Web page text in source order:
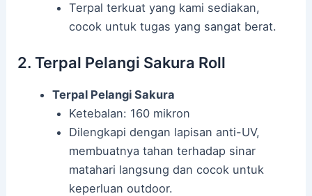
Terpal terkuat yang kami sediakan,
cocok untuk tugas yang sangat berat.
2. Terpal Pelangi Sakura Roll
Terpal Pelangi Sakura
Ketebalan: 160 mikron
Dilengkapi dengan lapisan anti-UV,
membuatnya tahan terhadap sinar
matahari langsung dan cocok untuk
keperluan outdoor.